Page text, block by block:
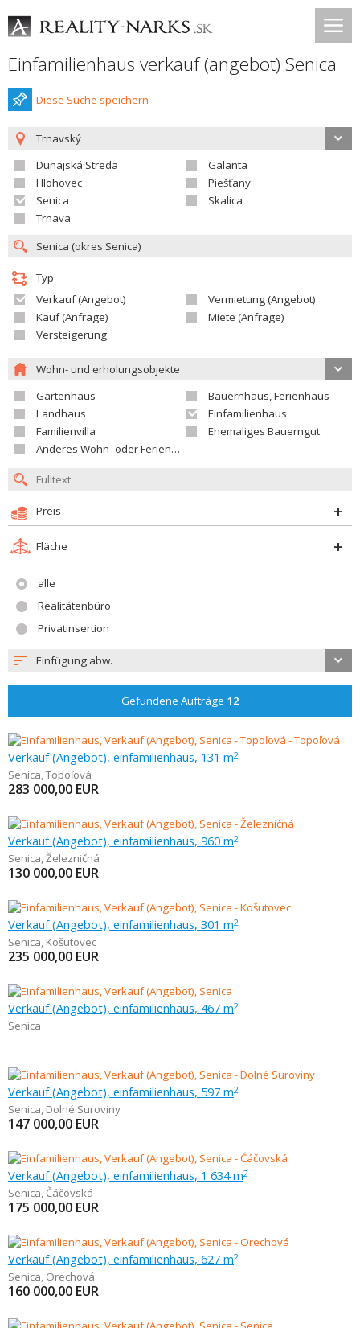
Einfamilienhaus verkauf (angebot) Senica
Diese Suche speichern
Trnavský
Dunajská Streda
Galanta
Hlohovec
Piešťany
Senica
Skalica
Trnava
Typ
Verkauf (Angebot)
Vermietung (Angebot)
Kauf (Anfrage)
Miete (Anfrage)
Versteigerung
Wohn- und erholungsobjekte
Gartenhaus
Bauernhaus, Ferienhaus
Landhaus
Einfamilienhaus
Familienvilla
Ehemaliges Bauerngut
Anderes Wohn- oder Ferienobjekt
Preis
Fläche
alle
Realitätenbüro
Privatinsertion
Einfügung abw.
Gefundene Aufträge 12
Verkauf (Angebot), einfamilienhaus, 131 m2
Senica,Topoľová
283 000,00 EUR
Verkauf (Angebot), einfamilienhaus, 960 m2
Senica,Železničná
130 000,00 EUR
Verkauf (Angebot), einfamilienhaus, 301 m2
Senica, Košutovec
235 000,00 EUR
Verkauf (Angebot), einfamilienhaus, 467 m2
Senica
Verkauf (Angebot), einfamilienhaus, 597 m2
Senica, Dolné Suroviny
147 000,00 EUR
Verkauf (Angebot), einfamilienhaus, 1 634 m2
Senica, Čáčovská
175 000,00 EUR
Verkauf (Angebot), einfamilienhaus, 627 m2
Senica, Orechová
160 000,00 EUR